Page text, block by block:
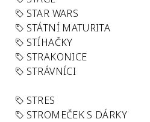
STAR WARS
STÁTNÍ MATURITA
STÍHAČKY
STRAKONICE
STRÁVNÍCI
STRES
STROMEČEK S DÁRKY